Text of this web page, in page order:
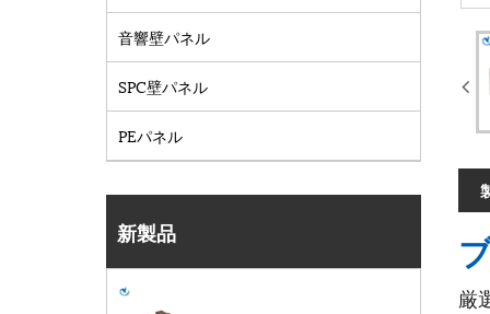
音響壁パネル
SPC壁パネル
PEパネル
新製品
厳